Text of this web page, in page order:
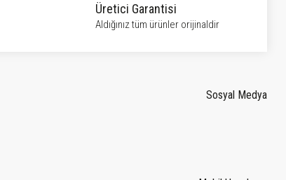
Üretici Garantisi
Aldığınız tüm ürünler orijinaldir
Sosyal Medya